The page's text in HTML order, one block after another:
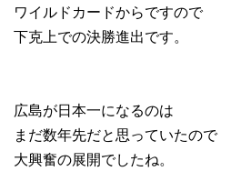
ワイルドカードからですので
下克上での決勝進出です。
広島が日本一になるのは
まだ数年先だと思っていたので
大興奮の展開でしたね。